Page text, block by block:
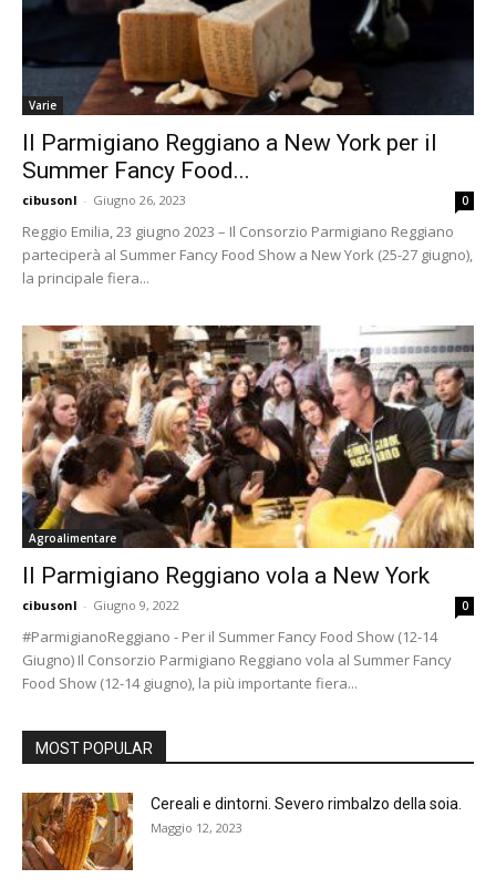
Varie
Il Parmigiano Reggiano a New York per il
Summer Fancy Food...
cibusonl - Giugno 26, 2023 0
Reggio Emilia, 23 giugno 2023 – Il Consorzio Parmigiano Reggiano
parteciperà al Summer Fancy Food Show a New York (25-27 giugno),
la principale fiera...
Agroalimentare
Il Parmigiano Reggiano vola a New York
cibusonl - Giugno 9, 2022 0
#ParmigianoReggiano - Per il Summer Fancy Food Show (12-14
Giugno) Il Consorzio Parmigiano Reggiano vola al Summer Fancy
Food Show (12-14 giugno), la più importante fiera...
MOST POPULAR
Cereali e dintorni. Severo rimbalzo della soia.
Maggio 12, 2023